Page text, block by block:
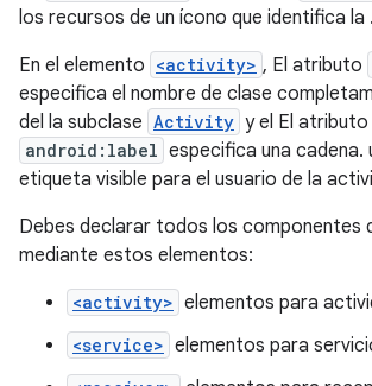
los recursos de un ícono que identifica la .
En el elemento <activity> , El atributo
especifica el nombre de clase
del la subclase Activity y el El atributo
android:label especifica una cadena.
etiqueta visible para el usuario de la
Debes declarar todos los componentes
mediante estos elementos:
<activity> elementos para
<service> elementos para